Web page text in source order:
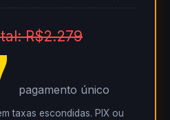
R$2.279
pagamento único
taxas escondidas. PIX ou